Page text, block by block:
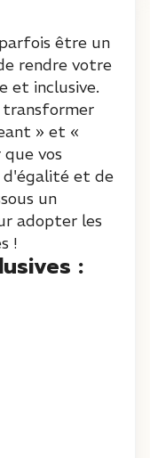
être un
rendre votre
et inclusive.
transformer
» et «
vos
et de
un
adopter les
!
: